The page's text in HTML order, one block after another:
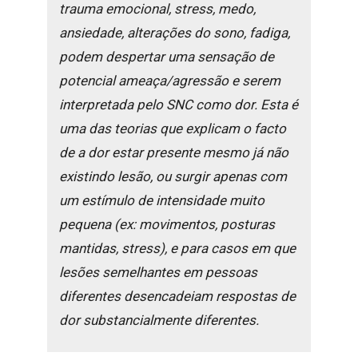
trauma emocional, stress, medo,
ansiedade, alterações do sono, fadiga,
podem despertar uma sensação de
potencial ameaça/agressão e serem
interpretada pelo SNC como dor. Esta é
uma das teorias que explicam o facto
de a dor estar presente mesmo já não
existindo lesão, ou surgir apenas com
um estímulo de intensidade muito
pequena (ex: movimentos, posturas
mantidas, stress), e para casos em que
lesões semelhantes em pessoas
diferentes desencadeiam respostas de
dor substancialmente diferentes.